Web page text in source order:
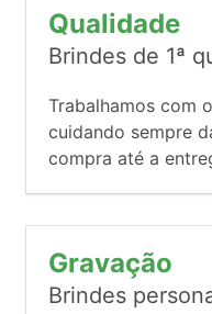
Qualidade
Brindes de 1ª
Trabalhamos com
cuidando sempre
compra até a
Gravação
Brindes